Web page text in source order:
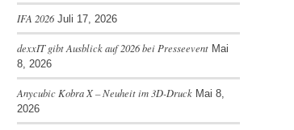
IFA 2026 Juli 17, 2026
dexxIT gibt Ausblick auf 2026 bei Presseevent Mai
8, 2026
Anycubic Kobra X – Neuheit im 3D-Druck Mai 8,
2026